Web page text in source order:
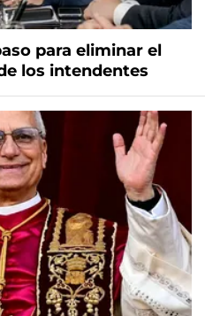
para eliminar el
los intendentes